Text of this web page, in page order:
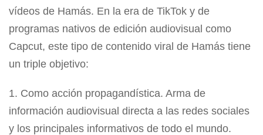
vídeos de Hamás. En la era de TikTok y de
programas nativos de edición audiovisual como
Capcut, este tipo de contenido viral de Hamás tiene
un triple objetivo:
Como acción propagandística. Arma de
información audiovisual directa a las redes sociales
y los principales informativos de todo el mundo.